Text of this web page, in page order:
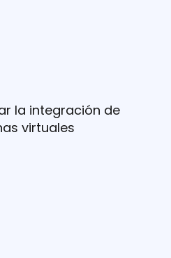
la integración de
virtuales